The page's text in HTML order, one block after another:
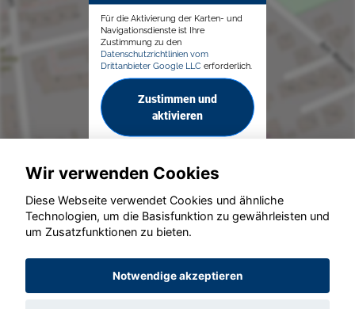
Für die Aktivierung der Karten- und
Navigationsdienste ist Ihre
Zustimmung zu den
Datenschutzrichtlinien vom
Drittanbieter Google LLC erforderlich.
Zustimmen und
aktivieren
© konjunkturmotor.de GmbH 2020 - 2026
Wir verwenden Cookies
Diese Webseite verwendet Cookies und ähnliche
Technologien, um die Basisfunktion zu gewährleisten und
um Zusatzfunktionen zu bieten.
Notwendige akzeptieren